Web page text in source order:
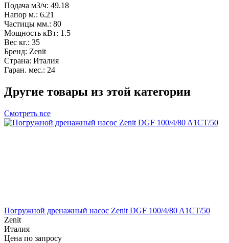
Подача м3/ч: 49.18
Напор м.: 6.21
Частицы мм.: 80
Мощность кВт: 1.5
Вес кг.: 35
Бренд: Zenit
Страна: Италия
Гаран. мес.: 24
Другие товары из этой категории
Смотреть все
Погружной дренажный насос Zenit DGF 100/4/80 A1CT/50
Zenit
Италия
Цена по запросу